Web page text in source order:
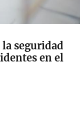
seguridad
en el